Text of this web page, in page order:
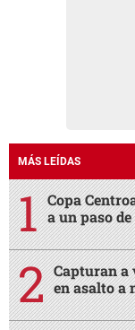
MÁS LEÍDAS
Copa
a un paso
Capturan a
en asalto a